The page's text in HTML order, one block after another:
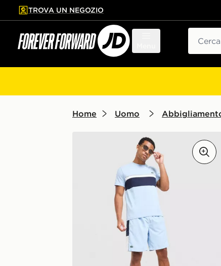
contenuto principale
a fondo pagina
TROVA UN NEGOZIO
Home Uomo